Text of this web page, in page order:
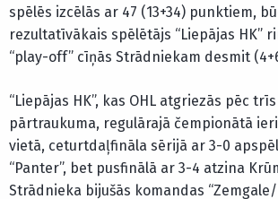
spēlēs izcēlās ar 47 (13+34) punktiem,
rezultatīvākais spēlētājs “Liepājas HK”
“play-off” cīņās Strādniekam desmit
“Liepājas HK”, kas OHL atgriezās pēc
pārtraukuma, regulārajā čempionātā
vietā, ceturtdaļfināla sērijā ar 3-0
“Panter”, bet pusfinālā ar 3-4 atzina
Strādnieka bijušās komandas “Zemgale/